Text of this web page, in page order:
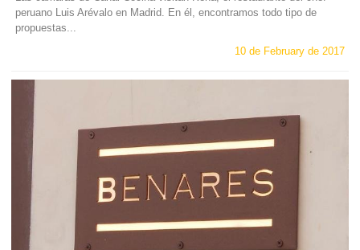
peruano Luis Arévalo en Madrid. En él, encontramos todo tipo de
propuestas...
10 de February de 2017